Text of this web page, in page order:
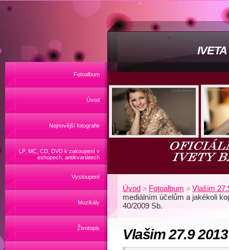
Fotoalbum
Úvod
Nejnovější fotografie
LP, MC, CD, DVD k zakoupení v
eshopech, antikvariátech
Vystoupení
Muzikály
Životopis
Úvod » Fotoalbum » Vlašim
mediálním účelům a jakékoli
40/2009 Sb.
Vlašim 27.9 2013